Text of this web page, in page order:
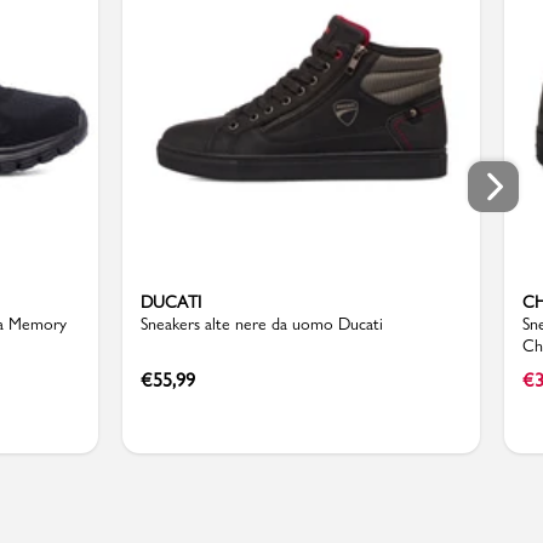
Memory
DUCATI
Sneakers alte nere da uomo Ducati
€55,99 €